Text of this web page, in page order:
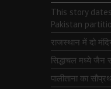
This story
Pakistan
राजस्थान में दो
सिद्धाचल मध्ये जैन
पालीताना का